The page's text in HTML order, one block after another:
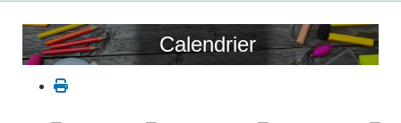
Calendrier